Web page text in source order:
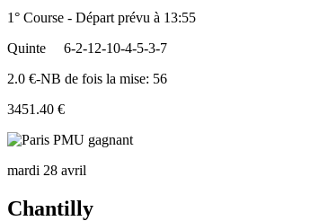
1° Course - Départ prévu à 13:55
Quinte
6-2-12-10-4-5-3-7
2.0 €-NB de fois la mise: 56
3451.40 €
mardi 28 avril
Chantilly